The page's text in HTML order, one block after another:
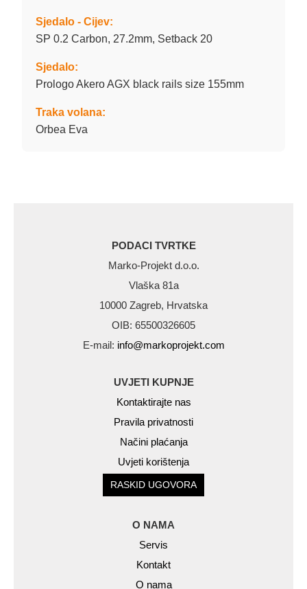
Sjedalo - Cijev:
SP 0.2 Carbon, 27.2mm, Setback 20
Sjedalo:
Prologo Akero AGX black rails size 155mm
Traka volana:
Orbea Eva
PODACI TVRTKE
Marko-Projekt d.o.o.
Vlaška 81a
10000 Zagreb, Hrvatska
OIB: 65500326605
E-mail: info@markoprojekt.com
UVJETI KUPNJE
Kontaktirajte nas
Pravila privatnosti
Načini plaćanja
Uvjeti korištenja
RASKID UGOVORA
O NAMA
Servis
Kontakt
O nama